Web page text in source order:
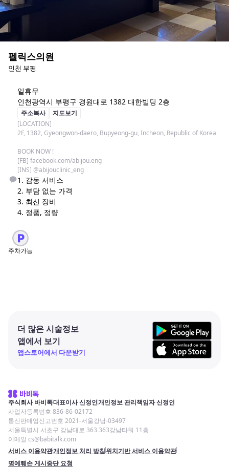
펠릭스의원
인천 부평
일휴무
인천광역시 부평구 경원대로 1382 대한빌딩 2층
주소복사
지도보기
[LOCATION]
2F, 1382, Gyeongwon-daero, Bupyeong-gu, Incheon, Republic of Korea
BOOK NOW !
[FB] facebook.com/abijou.eng
[INS] @abijouclinic_eng
1. 감동 서비스
2. 부담 없는 가격
3. 최신 장비
4. 정품, 정량
주차가능
더 많은 시술정보
앱에서 보기
앱스토어에서 다운받기
주식회사 바비톡대표이사 신정인개인정보 관리책임자 신정인
사업자등록번호 836-86-02172
통신판매업신고번호 2021-서울강남-03497
서울특별시 서초구 강남대로 363 363강남타워 11층
이메일 cs@babitalk.com
서비스 이용약관개인정보 처리 방침위치기반 서비스 이용약관
명예훼손 게시중단 요청